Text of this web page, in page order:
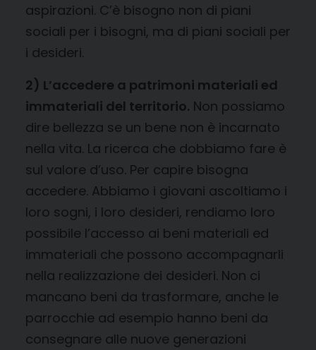
aspirazioni. C’è bisogno non di piani
sociali per i bisogni, ma di piani sociali per
i desideri.
2) L’accedere a patrimoni materiali ed
immateriali del territorio. Non possiamo
dire bellezza se un bene non è incarnato
nella vita. La ricerca che dobbiamo fare è
sul valore d’uso. Per capire bisogna
accedere. Abbiamo i giovani ascoltiamo i
loro sogni, i loro desideri, rendiamo loro
possibile l’accesso ai beni materiali ed
immateriali che possono accompagnarli
nella realizzazione dei desideri. Non ci
mancano beni da trasformare, anche le
parrocchie ad esempio hanno beni da
consegnare alle nuove generazioni